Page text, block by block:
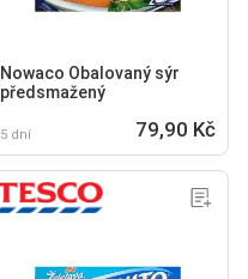
Nowaco Obalovaný sýr
předsmažený
5 dní 79,90 Kč